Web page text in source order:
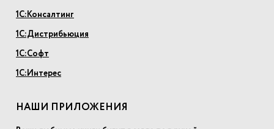
1С:Консалтинг
1С:Дистрибьюция
1С:Софт
1С:Интерес
НАШИ ПРИЛОЖЕНИЯ